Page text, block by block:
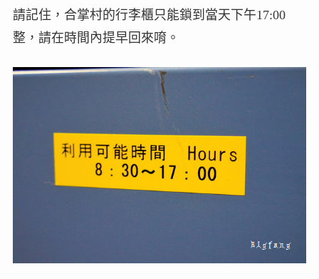
請記住，合掌村的行李櫃只能鎖到當天下午17:00
整，請在時間內提早回來唷。